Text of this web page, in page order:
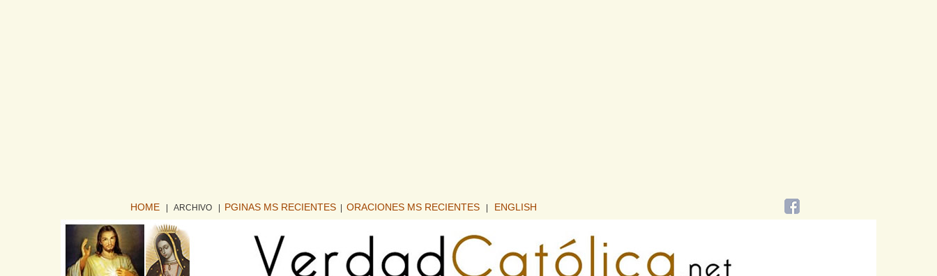
HOME | ARCHIVO PGINAS MS RECIENTES ORACIONES MS RECIENTES ENGLISH